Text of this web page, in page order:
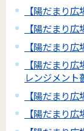
【陽だまり
【陽だまり
【陽だまり
【陽だまり
レンジメント
【陽だまり
【陽だまり